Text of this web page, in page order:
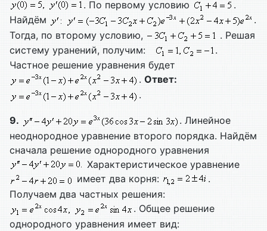
. По первому условию
.
Найдём
.
Тогда, по второму условию,
. Решая
систему уранений, получим:
.
Частное решение уравнения будет
. Ответ:
.
9.
. Линейное
неоднородное уравнение второго порядка. Найдём
сначала решение однородного уравнения
Характеристическое уравнение
имеет два корня:
.
Получаем два частных решения:
. Общее решение
однородного уравнения имеет вид: